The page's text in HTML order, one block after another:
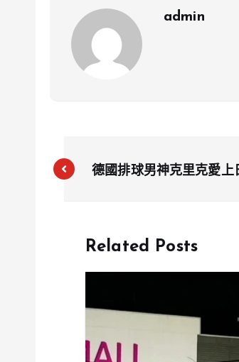
admin
德國排球男神克里克愛上
Related Posts